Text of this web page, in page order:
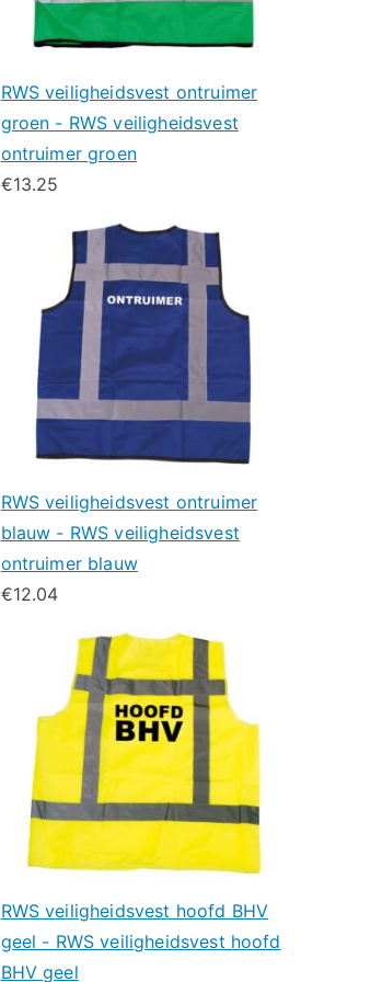
RWS veiligheidsvest ontruimer
groen - RWS veiligheidsvest
ontruimer groen
€13.25
RWS veiligheidsvest ontruimer
blauw - RWS veiligheidsvest
ontruimer blauw
€12.04
RWS veiligheidsvest hoofd BHV
geel - RWS veiligheidsvest hoofd
BHV geel